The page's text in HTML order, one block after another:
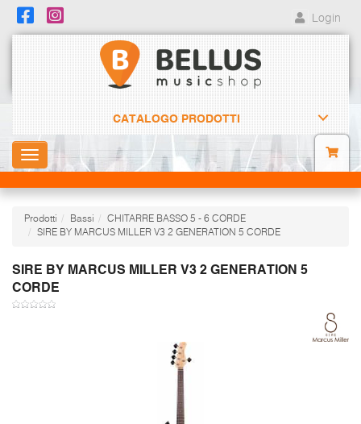
Login
CATALOGO PRODOTTI
Toggle
navigation
Prodotti Bassi
CHITARRE BASSO 5 - 6 CORDE
SIRE BY MARCUS MILLER V3 2 GENERATION 5 CORDE
SIRE BY MARCUS MILLER V3 2 GENERATION 5
CORDE